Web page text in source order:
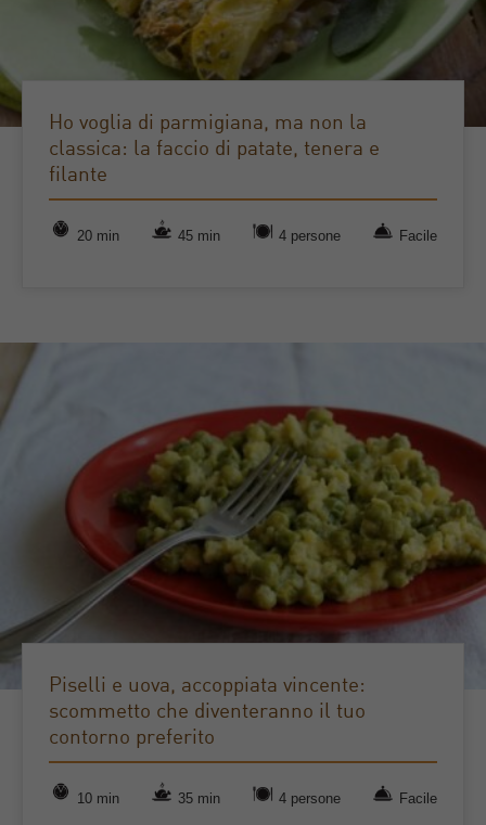
Ho voglia di parmigiana, ma non la
classica: la faccio di patate, tenera e
filante
20 min 45 min 4 persone Facile
Piselli e uova, accoppiata vincente:
scommetto che diventeranno il tuo
contorno preferito
10 min 35 min 4 persone Facile